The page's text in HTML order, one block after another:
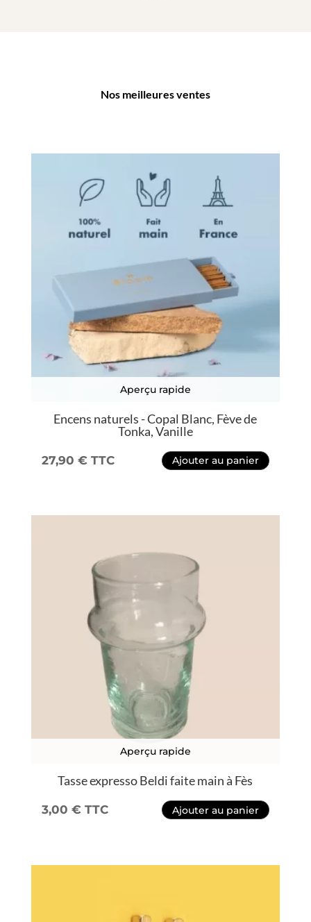
Nos meilleures ventes
Aperçu rapide
Encens naturels - Copal Blanc, Fève de
Tonka, Vanille
27,90 € TTC Ajouter au panier
Aperçu rapide
Tasse expresso Beldi faite main à Fès
3,00 € TTC Ajouter au panier